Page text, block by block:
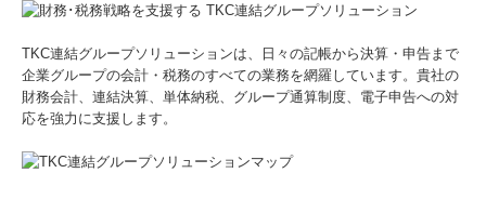
料金について
よくある質問
TKC連結グループソリューションは、日々の記帳から決算・申告まで
企業グループの会計・税務のすべての業務を網羅しています。貴社の
財務会計、連結決算、単体納税、グループ通算制度、電子申告への対
応を強力に支援します。